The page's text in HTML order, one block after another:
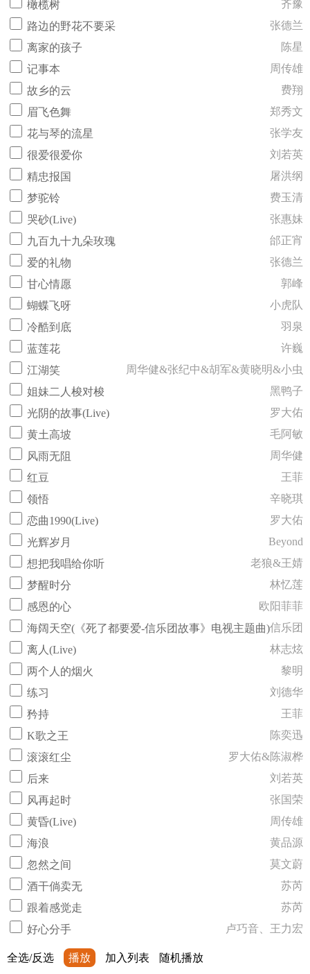
橄榄树
齐豫
路边的野花不要采
张德兰
离家的孩子
陈星
记事本
周传雄
故乡的云
费翔
眉飞色舞
郑秀文
花与琴的流星
张学友
很爱很爱你
刘若英
精忠报国
屠洪纲
梦驼铃
费玉清
哭砂(Live)
张惠妹
九百九十九朵玫瑰
邰正宵
爱的礼物
张德兰
甘心情愿
郭峰
蝴蝶飞呀
小虎队
冷酷到底
羽泉
蓝莲花
许巍
江湖笑
周华健&张纪中&胡军&黄晓明&小虫
姐妹二人梭对梭
黑鸭子
光阴的故事(Live)
罗大佑
黄土高坡
毛阿敏
风雨无阻
周华健
红豆
王菲
领悟
辛晓琪
恋曲1990(Live)
罗大佑
光辉岁月
Beyond
想把我唱给你听
老狼&王婧
梦醒时分
林忆莲
感恩的心
欧阳菲菲
海阔天空(《死了都要爱-信乐团故事》电视主题曲)信乐团
离人(Live)
林志炫
两个人的烟火
黎明
练习
刘德华
矜持
王菲
K歌之王
陈奕迅
滚滚红尘
罗大佑&陈淑桦
后来
刘若英
风再起时
张国荣
黄昏(Live)
周传雄
海浪
黄品源
忽然之间
莫文蔚
酒干倘卖无
苏芮
跟着感觉走
苏芮
好心分手
卢巧音、王力宏
全选/反选 播放 加入列表 随机播放